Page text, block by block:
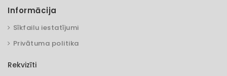
Informācija
Sīkfailu iestatījumi
Privātuma politika
Rekvizīti